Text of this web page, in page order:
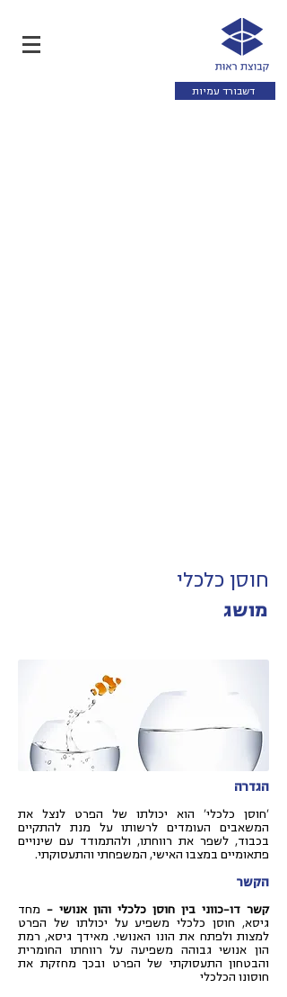
דשבורד עמיות
חוסן כלכלי
מושג
הגדרה
'חוסן כלכלי' הוא יכולתו של הפרט לנצל את
המשאבים העומדים לרשותו על מנת להתקיים
בכבוד, לשפר את רווחתו, ולהתמודד עם שינויים
פתאומיים במצבו האישי, המשפחתי והתעסוקתי.
הקשר
קשר דו-כווני בין חוסן כלכלי והון אנושי – מחד
גיסא, חוסן כלכלי משפיע על יכולתו של הפרט
למצות ולפתח את הונו האנושי. מאידך גיסא, רמת
הון אנושי גבוהה משפיעה על רווחתו החומרית
והבטחון התעסוקתי של הפרט ובכך מחזקת את
חוסונו הכלכלי